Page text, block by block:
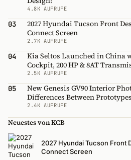
4.8K AUFRUFE
03
2027 Hyundai Tucson Front
Connect Screen
2.7K AUFRUFE
04
Kia Seltos Launched in China
Cockpit, 200 HP & 8AT
2.5K AUFRUFE
05
New Genesis GV90 Interior
Differences Between Prototypes
2.4K AUFRUFE
Neuestes von KCB
2027 Hyundai Tucson Front
Connect Screen